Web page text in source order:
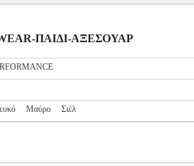
ΠΑΙΔΙ-ΑΞΕΣΟΥΑΡ
Μαύρο Σιέλ